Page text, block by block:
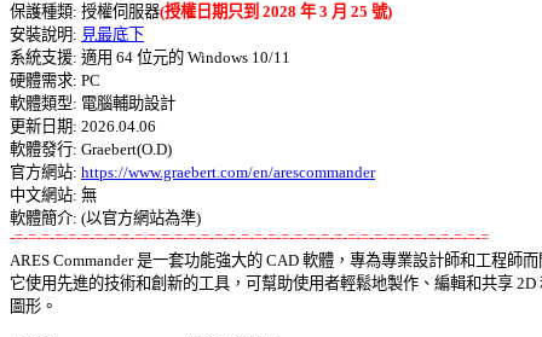
保護種類: 授權伺服器(授權日期只到 2028 年 3 月 25 號)
安裝說明: 見最底下
系統支援: 適用 64 位元的 Windows 10/11
硬體需求: PC
軟體類型: 電腦輔助設計
更新日期: 2026.04.06
軟體發行: Graebert(O.D)
官方網站: https://www.graebert.com/en/arescommander
中文網站: 無
-=-=-=-=-=-=-=-=-=-=-=-=-=-=-=-=-=-=-=-=-=-=-=-=-=-=-=-=-=-=-=-=-=-=-=-=
ARES Commander 是一套功能強大的 CAD 軟體，專為專業設計師和工程師
它使用先進的技術和創新的工具，可幫助使用者輕鬆地製作、編輯和共享 2D
圖形。